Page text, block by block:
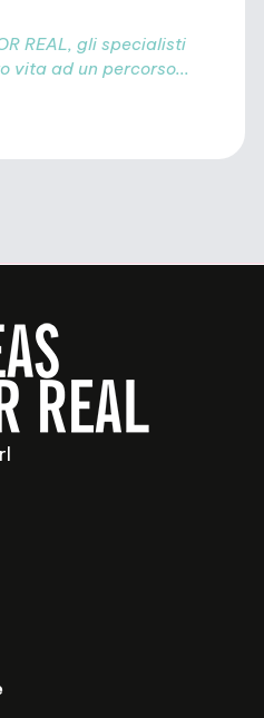
REAL, gli specialisti
vita ad un percorso...